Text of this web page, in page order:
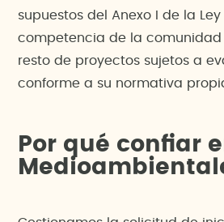
supuestos del Anexo I de la Ley
competencia de la comunidad
resto de proyectos sujetos a
conforme a su normativa
Por qué confiar